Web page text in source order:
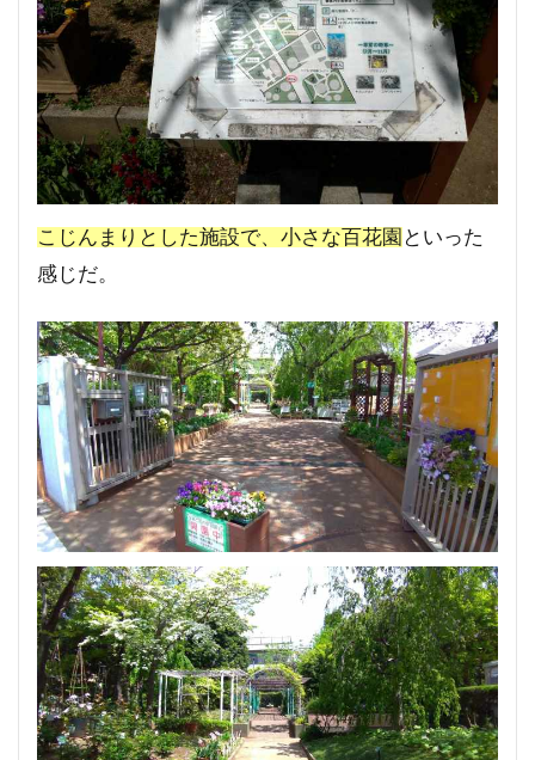
こじんまりとした施設で、小さな百花園 といった
感じだ。